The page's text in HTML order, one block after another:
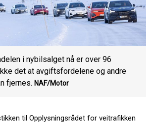
i nybilsalget nå er over 96
det at avgiftsfordelene og andre
fjernes. NAF/Motor
til Opplysningsrådet for veitrafikken